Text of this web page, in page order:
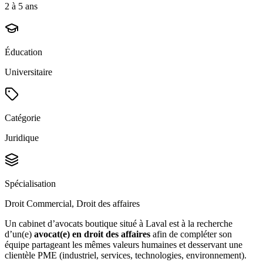
2 à 5 ans
Éducation
Universitaire
Catégorie
Juridique
Spécialisation
Droit Commercial, Droit des affaires
Un cabinet d’avocats boutique situé à Laval est à la recherche
d’un(e) avocat(e) en droit des affaires afin de compléter son
équipe partageant les mêmes valeurs humaines et desservant une
clientèle PME (industriel, services, technologies, environnement).